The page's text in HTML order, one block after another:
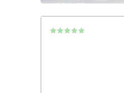
836,48Р